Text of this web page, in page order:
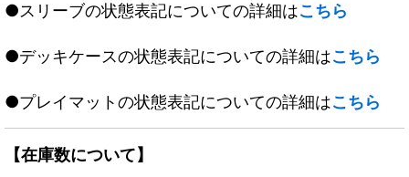
●スリーブの状態表記についての詳細はこちら
●デッキケースの状態表記についての詳細はこちら
●プレイマットの状態表記についての詳細はこちら
【在庫数について】